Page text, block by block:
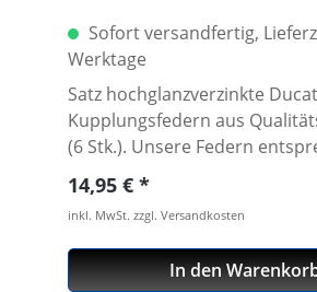
Sofort versandfertig,
Werktage
Satz hochglanzverzinkte
Kupplungsfedern aus
(6 Stk.). Unsere Federn entsprechen in der
Federrate denen der Original-
bevorzugen
Qualitätsfederstahl, da
bei mehrfacher Betätigung
Blockgrenze bruchgefährdet
Regulärer Preis:
14,95 €
inkl. MwSt. zzgl. Versandkosten
In den